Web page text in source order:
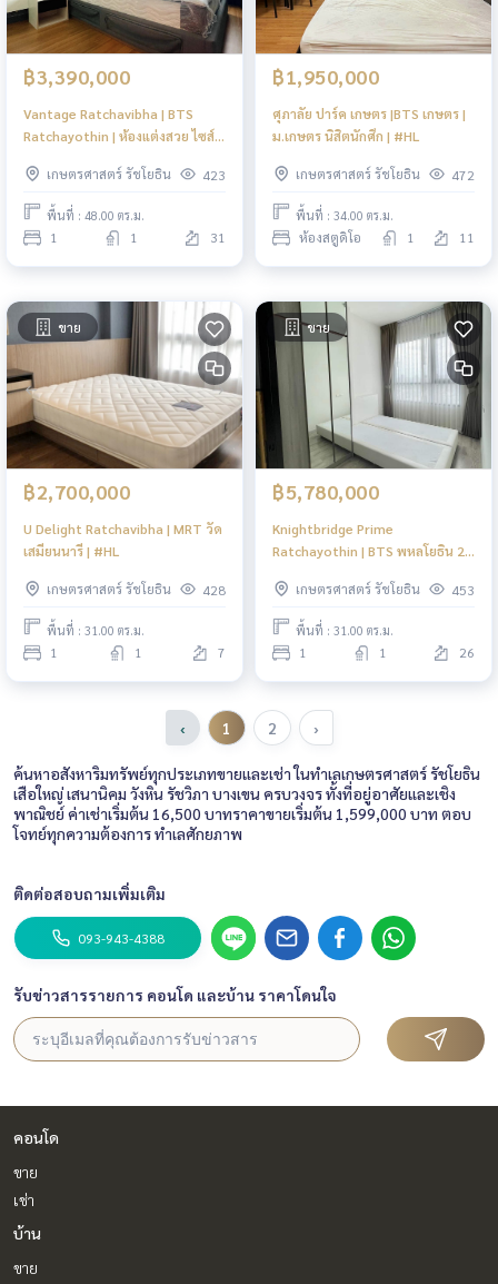
฿3,390,000
Vantage Ratchavibha | BTS
Ratchayothin | ห้องแต่งสวย ไซส์
เกษตรศาสตร์ รัชโยธิน
423
พื้นที่ : 48.00 ตร.ม.
1 1 31
฿1,950,000
ศุภาลัย ปาร์ค เกษตร |BTS เกษตร |
ม.เกษตร นิสิตนักศึก | #HL
เกษตรศาสตร์ รัชโยธิน 472
พื้นที่ : 34.00 ตร.ม.
ห้องสตูดิโอ 1 11
ขาย
฿2,700,000
U Delight Ratchavibha | MRT วัด
เสมียนนารี | #HL
เกษตรศาสตร์ รัชโยธิน 428
พื้นที่ : 31.00 ตร.ม.
1 1 7
ขาย
฿5,780,000
Knightbridge Prime
Ratchayothin | BTS พหลโยธิน 24
เกษตรศาสตร์ รัชโยธิน
453
พื้นที่ : 31.00 ตร.ม.
1 1 26
‹ 1 2 ›
ค้นหาอสังหาริมทรัพย์ทุกประเภทขายและเช่า ในทำเลเกษตรศาสตร์ รัชโยธิน
เสือใหญ่ เสนานิคม วังหิน รัชวิภา บางเขน ครบวงจร ทั้งที่อยู่อาศัยและเชิง
พาณิชย์ ค่าเช่าเริ่มต้น 16,500 บาทราคาขายเริ่มต้น 1,599,000 บาท ตอบ
โจทย์ทุกความต้องการ ทำเลศักยภาพ
ติดต่อสอบถามเพิ่มเติม
093-943-4388
รับข่าวสารรายการ คอนโด และบ้าน ราคาโดนใจ
คอนโด
ขาย
เช่า
บ้าน
ขาย